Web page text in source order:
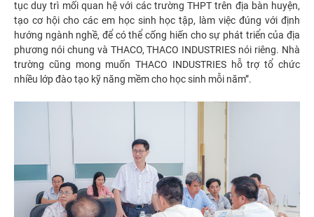
tục duy trì mối quan hệ với các trường THPT trên địa bàn huyện,
tạo cơ hội cho các em học sinh học tập, làm việc đúng với định
hướng ngành nghề, để có thể cống hiến cho sự phát triển của địa
phương nói chung và THACO, THACO INDUSTRIES nói riêng. Nhà
trường cũng mong muốn THACO INDUSTRIES hỗ trợ tổ chức
nhiều lớp đào tạo kỹ năng mềm cho học sinh mỗi năm”.